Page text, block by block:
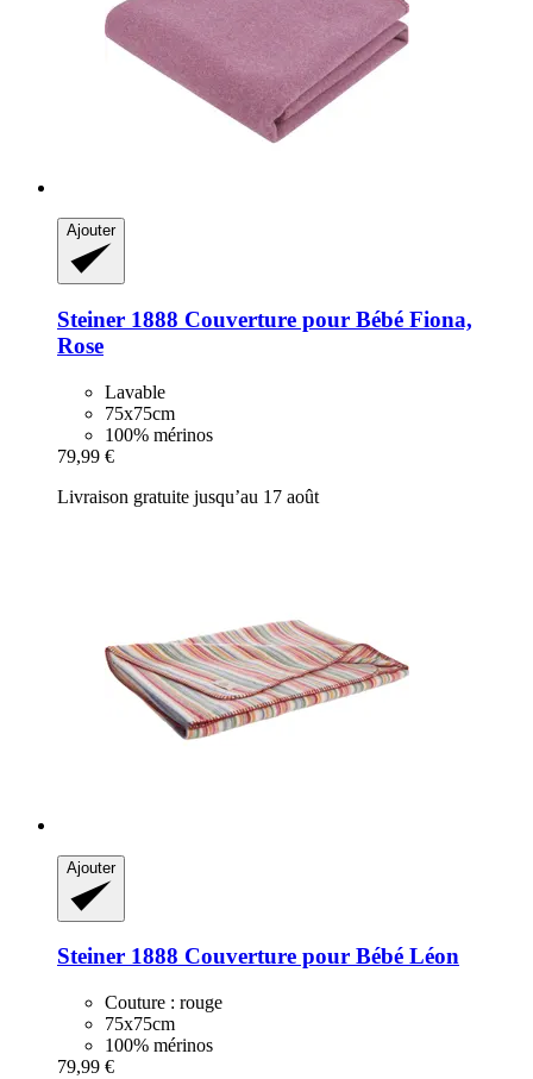
Ajouter
Steiner 1888 Couverture pour Bébé Fiona,
Rose
Lavable
75x75cm
100% mérinos
79,99 €
Livraison gratuite jusqu’au 17 août
Ajouter
Steiner 1888 Couverture pour Bébé Léon
Couture : rouge
75x75cm
100% mérinos
79,99 €